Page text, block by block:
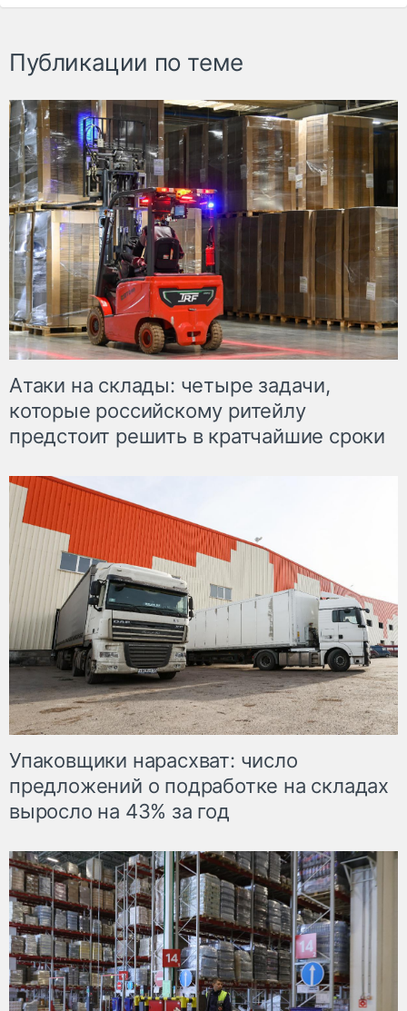
Публикации по теме
Атаки на склады: четыре задачи,
которые российскому ритейлу
предстоит решить в кратчайшие сроки
Упаковщики нарасхват: число
предложений о подработке на складах
выросло на 43% за год